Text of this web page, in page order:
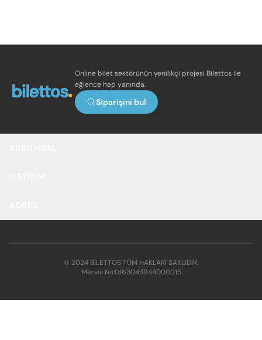
Online bilet sektörünün yenilikçi projesi Bilettos ile
eğlence hep yanında.
Siparişini bul
© 2024 BİLETTOS TÜM HAKLARI SAKLIDIR.
Mersis No:0163043944000015